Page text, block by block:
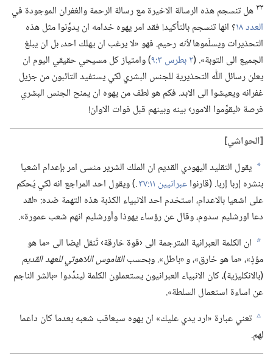
٣٣ هل تنسجم هذه الرسالة الاخيرة مع رسالة الرحمة والغفران الموجودة في
العدد ١٨
‏؟‏ انها تنسجم بالتأكيد!‏ فقد امر يهوه خدامه ان يدوِّنوا مثل هذه
التحذيرات ويسلّموهالأنهرحيم.‏ فهو «لا يرغب ان يهلك احد،‏ بل ان يبلغ
الجميع الى التوبة».‏ (‏٢ بطرس ٣:‏٩
‏)‏ وامتياز كل مسيحي حقيقي اليوم ان
يعلن رسائل اللّٰه التحذيرية للجنس البشري لكي يستفيد التائبون من جزيل
غفرانه ويعيشوا الى الابد.‏ فكم هو لطف من يهوه ان يمنح الجنس البشري
فرصة ‹ليقوِّموا الامور› بينه وبينهم قبل فوات الاوان!‏
‏[الحواشي]‏
a يقول التقليد اليهودي القديم ان الملك الشرير منسى امر بإعدام اشعيا
بنشره إربا إربا.‏ (‏قارنواعبرانيين ١١:‏٣٧
.‏)‏ ويقول احد المراجع انه لكي يُحكم
على اشعيا بالاعدام،‏ استخدم احد الانبياء الكذبة هذه التهمة ضده:‏ «لقد
دعا اورشليم سدوم،‏ وقال عن رؤساء يهوذا وأورشليم انهم شعب عمورة».‏
b ان الكلمة العبرانية المترجمة الى ‹قوة خارقة› تُنقل ايضا الى «ما هو
مؤذٍ»،‏ «ما هو خارق»،‏ و «باطل».‏ وبحسبالقاموس اللاهوتي للعهد القديم
(‏بالانكليزية)‏،‏ كان الانبياء العبرانيون يستعملون الكلمة ليندِّدوا «بالشر الناجم
عن اساءة استعمال السلطة».‏
c تعني عبارة «ارد يدي عليك» ان يهوه سيعاقب شعبه بعدما كان داعما
لهم.‏